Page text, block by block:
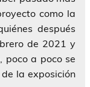
como la
después
de 2021 y
poco a poco se
la exposición